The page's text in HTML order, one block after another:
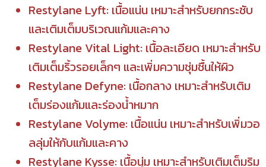
Restylane Lyft: เนื้อแน่น เหมาะสำหรับยกกระชับ
และเติมเต็มบริเวณแก้มและคาง
Restylane Vital Light: เนื้อละเอียด เหมาะสำหรับ
เติมเต็มริ้วรอยเล็กๆ และเพิ่มความชุ่มชื้นให้ผิว
Restylane Defyne: เนื้อกลาง เหมาะสำหรับเติม
เต็มร่องแก้มและร่องน้ำหมาก
Restylane Volyme: เนื้อแน่น เหมาะสำหรับเพิ่มวอ
ลลุ่มให้กับแก้มและคาง
Restylane Kysse: เนื้อนุ่ม เหมาะสำหรับเติมเต็มริม